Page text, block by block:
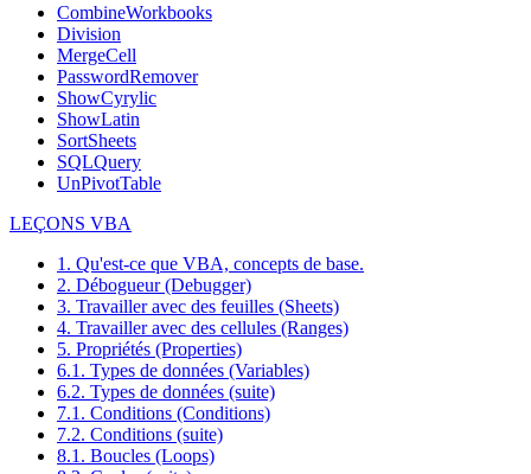
CombineWorkbooks
Division
MergeCell
PasswordRemover
ShowCyrylic
ShowLatin
SortSheets
SQLQuery
UnPivotTable
LEÇONS VBA
1. Qu'est-ce que VBA, concepts de base.
2. Débogueur (Debugger)
3. Travailler avec des feuilles (Sheets)
4. Travailler avec des cellules (Ranges)
5. Propriétés (Properties)
6.1. Types de données (Variables)
6.2. Types de données (suite)
7.1. Conditions (Conditions)
7.2. Conditions (suite)
8.1. Boucles (Loops)